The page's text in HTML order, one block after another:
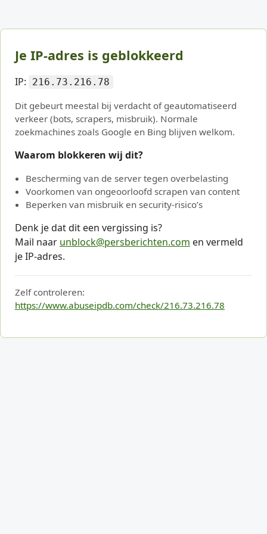
Je IP-adres is geblokkeerd
IP: 216.73.216.78
Dit gebeurt meestal bij verdacht of geautomatiseerd
verkeer (bots, scrapers, misbruik). Normale
zoekmachines zoals Google en Bing blijven welkom.
Waarom blokkeren wij dit?
Bescherming van de server tegen overbelasting
Voorkomen van ongeoorloofd scrapen van content
Beperken van misbruik en security-risico’s
Denk je dat dit een vergissing is?
Mail naar unblock@persberichten.com en vermeld
je IP-adres.
Zelf controleren:
https://www.abuseipdb.com/check/216.73.216.78